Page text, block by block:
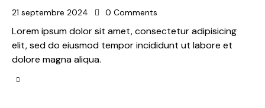
21 septembre 2024 0 Comments
Lorem ipsum dolor sit amet, consectetur adipisicing
elit, sed do eiusmod tempor incididunt ut labore et
dolore magna aliqua.